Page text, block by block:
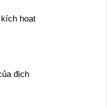
hoạt
địch